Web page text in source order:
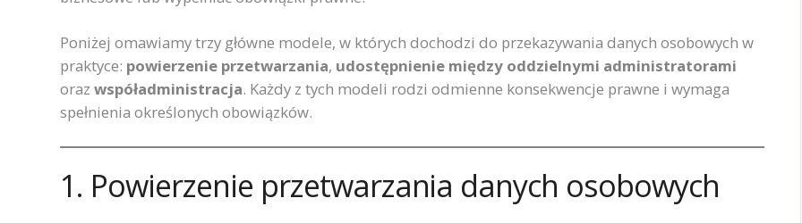
Poniżej omawiamy trzy główne modele, w których dochodzi do przekazywania danych osobowych w
praktyce: powierzenie przetwarzania, udostępnienie między oddzielnymi administratorami
oraz współadministracja. Każdy z tych modeli rodzi odmienne konsekwencje prawne i wymaga
spełnienia określonych obowiązków.
1. Powierzenie przetwarzania danych osobowych